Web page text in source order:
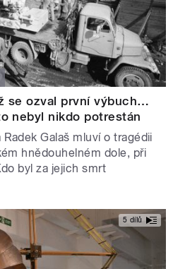
se ozval první výbuch…
nebyl nikdo potrestán
Galaš mluví o tragédii
hnědouhelném dole, při
byl za jejich smrt
5 dílů